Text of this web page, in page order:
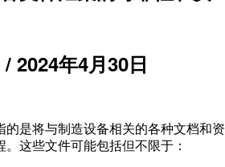
/ 2024年4月30日
的是将与制造设备相关的各种文档和资
这些文件可能包括但不限于：